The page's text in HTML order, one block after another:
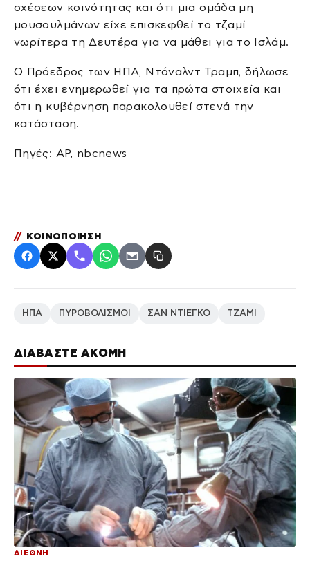
ΔΙΑΒΑΣΤΕ ΑΚΟΜΗ
ΔΙΕΘΝΗ
σχέσεων κοινότητας και ότι μια ομάδα μη
μουσουλμάνων είχε επισκεφθεί το τζαμί
νωρίτερα τη Δευτέρα για να μάθει για το Ισλάμ.
Ο Πρόεδρος των ΗΠΑ, Ντόναλντ Τραμπ, δήλωσε
ότι έχει ενημερωθεί για τα πρώτα στοιχεία και
ότι η κυβέρνηση παρακολουθεί στενά την
κατάσταση.
Πηγές: AP, nbcnews
// ΚΟΙΝΟΠΟΙΗΣΗ
ΗΠΑ ΠΥΡΟΒΟΛΙΣΜΟΙ ΣΑΝ ΝΤΙΕΓΚΟ ΤΖΑΜΙ